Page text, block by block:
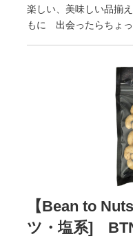
楽しい、美味しい品揃
もに 出会ったらちょ
【Bean to
ツ・塩系]